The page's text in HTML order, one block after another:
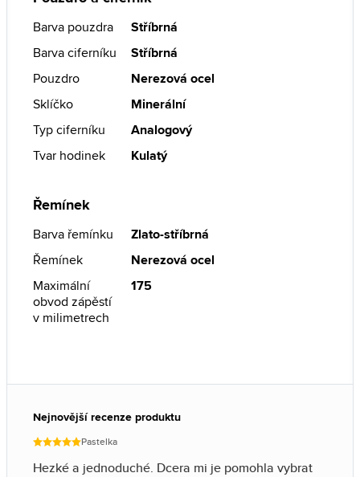
Barva pouzdra
Stříbrná
Barva ciferníku
Stříbrná
Pouzdro
Nerezová ocel
Sklíčko
Minerální
Typ ciferníku
Analogový
Tvar hodinek
Kulatý
Řemínek
Barva řemínku
Zlato-stříbrná
Řemínek
Nerezová ocel
Maximální
obvod zápěstí
v milimetrech
175
Nejnovější recenze produktu
Pastelka
Hezké a jednoduché. Dcera mi je pomohla vybrat